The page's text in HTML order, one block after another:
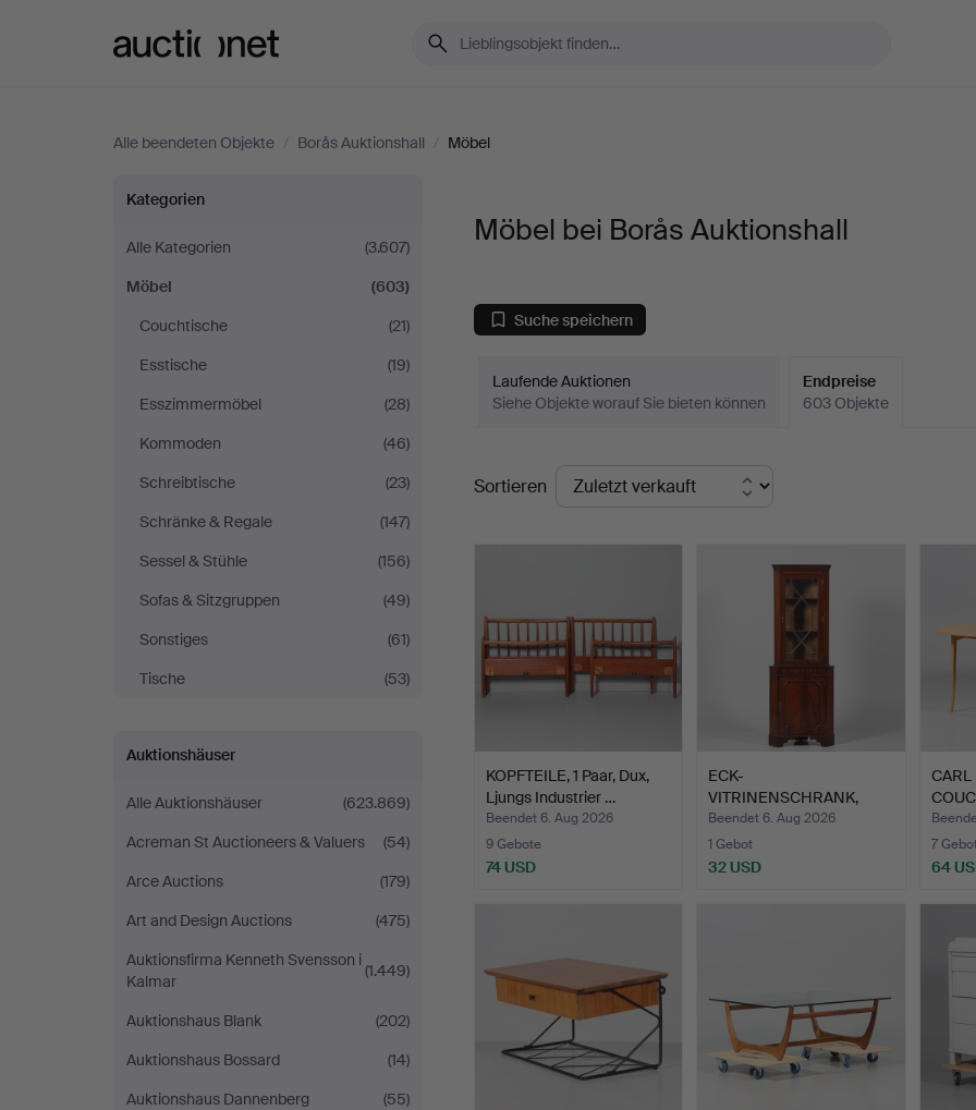
Alle beendeten Objekte / Borås Auktionshall / Möbel
Möbel
bei
Borås
Auktionshall
Kategorien
Alle Kategorien
(3.607)
Möbel
(603)
Couchtische
(21)
Esstische
(19)
Esszimmermöbel
(28)
Kommoden
(46)
Schreibtische
(23)
Schränke & Regale
(147)
Sessel & Stühle
(156)
Sofas & Sitzgruppen
(49)
Sonstiges
(61)
Tische
(53)
Auktionshäuser
Alle Auktionshäuser
(623.869)
Acreman St Auctioneers & Valuers
(54)
Arce Auctions
(179)
Art and Design Auctions
(475)
Auktionsfirma Kenneth Svensson i
Kalmar
(1.449)
Auktionshaus Blank
(202)
Auktionshaus Bossard
(14)
Auktionshaus Dannenberg
(55)
Möbel bei Borås Auktionshall
Suche speichern
Laufende Auktionen
Siehe Objekte worauf Sie bieten können
Endpreise
603 Objekte
Endpreise
Sortieren
KOPFTEILE, 1 Paar, Dux,
Ljungs Industrier …
Beendet 6. Aug 2026
9 Gebote
74 USD
ECK-
VITRINENSCHRANK,
England, 20. Jahrhund…
Beendet 6. Aug 2026
1 Gebot
32 USD
CARL
7
64